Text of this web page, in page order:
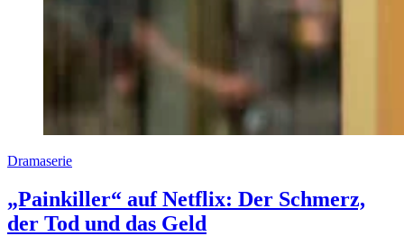
Dramaserie
„Painkiller“ auf Netflix: Der Schmerz,
der Tod und das Geld